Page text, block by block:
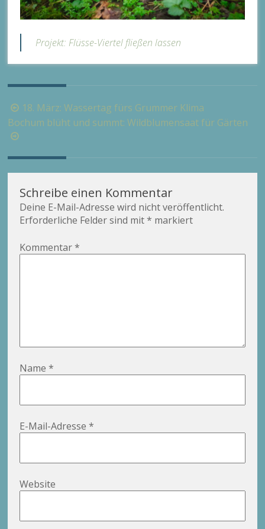
Projekt: Flüsse-Viertel fließen lassen
Beitragsnavigation
18. März: Wassertag fürs Grummer Klima
Bochum blüht und summt: Wildblumensaat für Gärten
Schreibe einen Kommentar
Deine E-Mail-Adresse wird nicht veröffentlicht.
Erforderliche Felder sind mit* markiert
Kommentar*
Name*
E-Mail-Adresse*
Website